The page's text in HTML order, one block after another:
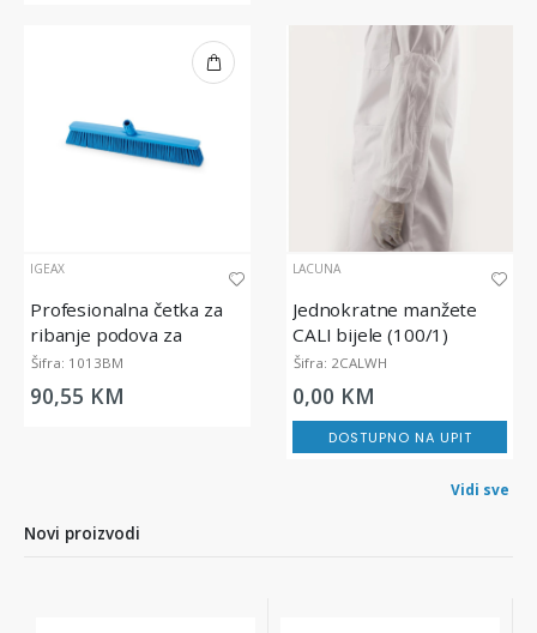
IGEAX
Profesionalna četka za
ribanje podova za
prehrambenu industriju,
srednje tvrda, plava, 60
cm
Šifra: 1013BM
90,55 KM
LACUNA
Jednokratne manžete
CALI bijele (100/1)
Šifra: 2CALWH
0,00 KM
DOSTUPNO NA UPIT
Vidi sve
Novi proizvodi